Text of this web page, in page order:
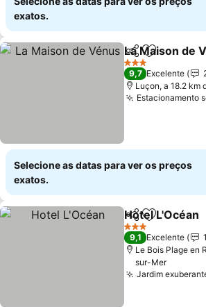
exatos.
PartilharAdicionar
La Maison de
3 Estrelas
9,7 Excelente
Luçon, a 18.2 km
Estacionamento
Selecione as datas para ver os preços
exatos.
PartilharAdicionar
Hotel L'Océan
3 Estrelas
9,1 Excelente
Le Bois Plage en
sur-Mer
Jardim